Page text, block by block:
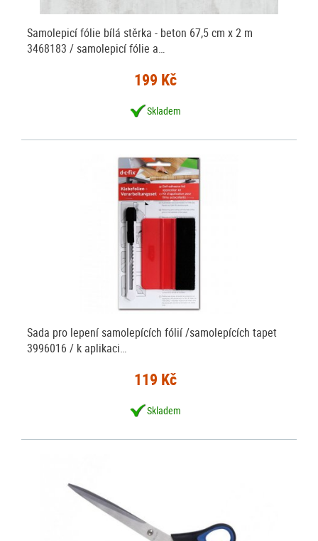
Samolepicí fólie bílá stěrka - beton 67,5 cm x 2 m
3468183 / samolepicí fólie a…
199 Kč
Skladem
Sada pro lepení samolepících fólií /samolepících tapet
3996016 / k aplikaci…
119 Kč
Skladem